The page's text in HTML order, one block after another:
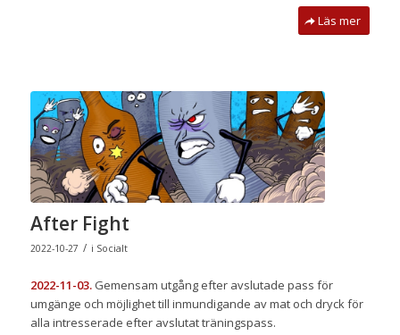
Läs mer
After Fight
2022-10-27 / i Socialt
2022-11-03.Gemensam utgång efter avslutade pass för
umgänge och möjlighet till inmundigande av mat och dryck för
alla intresserade efter avslutat träningspass.